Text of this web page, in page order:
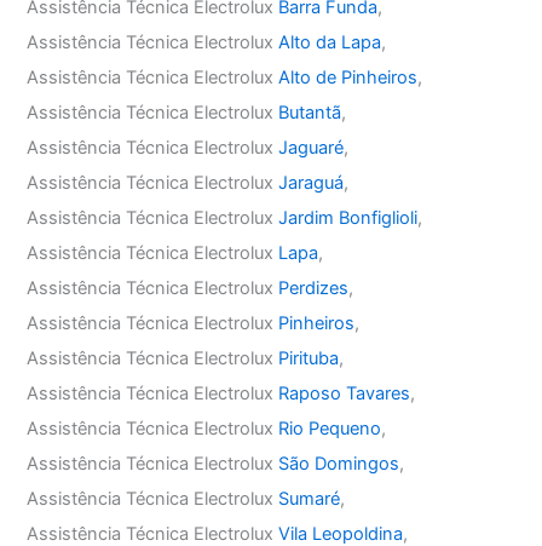
Assistência Técnica Electrolux Barra Funda,
Assistência Técnica ElectroluxAlto da Lapa,
Assistência Técnica ElectroluxAlto de Pinheiros,
Assistência Técnica Electrolux Butantã,
Assistência Técnica ElectroluxJaguaré,
Assistência Técnica ElectroluxJaraguá,
Assistência Técnica ElectroluxJardim Bonfiglioli,
Assistência Técnica Electrolux Lapa,
Assistência Técnica Electrolux Perdizes,
Assistência Técnica Electrolux Pinheiros,
Assistência Técnica Electrolux Pirituba,
Assistência Técnica Electrolux Raposo Tavares,
Assistência Técnica Electrolux Rio Pequeno,
Assistência Técnica Electrolux São Domingos,
Assistência Técnica Electrolux Sumaré,
Assistência Técnica ElectroluxVila Leopoldina,